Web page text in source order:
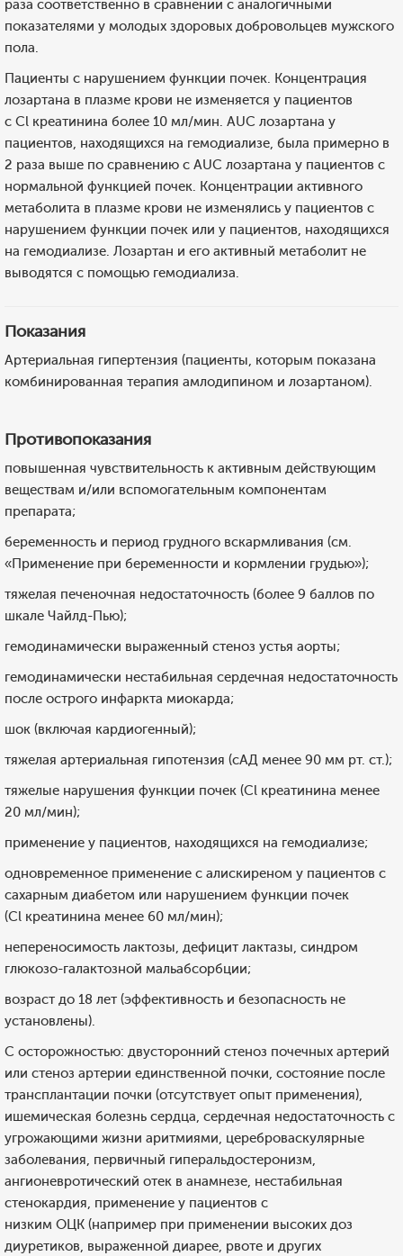
раза соответственно в сравнении с аналогичными
показателями у молодых здоровых добровольцев мужского
пола.
Пациенты с нарушением функции почек. Концентрация
лозартана в плазме крови не изменяется у пациентов
с Cl креатинина более 10 мл/мин. AUC лозартана у
пациентов, находящихся на гемодиализе, была примерно в
2 раза выше по сравнению с AUC лозартана у пациентов с
нормальной функцией почек. Концентрации активного
метаболита в плазме крови не изменялись у пациентов с
нарушением функции почек или у пациентов, находящихся
на гемодиализе. Лозартан и его активный метаболит не
выводятся с помощью гемодиализа.
Показания
Артериальная гипертензия (пациенты, которым показана
комбинированная терапия амлодипином и лозартаном).
Противопоказания
повышенная чувствительность к активным действующим
веществам и/или вспомогательным компонентам
препарата;
беременность и период грудного вскармливания (см.
«Применение при беременности и кормлении грудью»);
тяжелая печеночная недостаточность (более 9 баллов по
шкале Чайлд-Пью);
гемодинамически выраженный стеноз устья аорты;
гемодинамически нестабильная сердечная недостаточность
после острого инфаркта миокарда;
шок (включая кардиогенный);
тяжелая артериальная гипотензия (сАД менее 90 мм рт. ст.);
тяжелые нарушения функции почек (Cl креатинина менее
20 мл/мин);
применение у пациентов, находящихся на гемодиализе;
одновременное применение с алискиреном у пациентов с
сахарным диабетом или нарушением функции почек
(Cl креатинина менее 60 мл/мин);
непереносимость лактозы, дефицит лактазы, синдром
глюкозо-галактозной мальабсорбции;
возраст до 18 лет (эффективность и безопасность не
установлены).
С осторожностью: двусторонний стеноз почечных артерий
или стеноз артерии единственной почки, состояние после
трансплантации почки (отсутствует опыт применения),
ишемическая болезнь сердца, сердечная недостаточность с
угрожающими жизни аритмиями, цереброваскулярные
заболевания, первичный гиперальдостеронизм,
ангионевротический отек в анамнезе, нестабильная
стенокардия, применение у пациентов с
низким ОЦК (например при применении высоких доз
диуретиков, выраженной диарее, рвоте и других